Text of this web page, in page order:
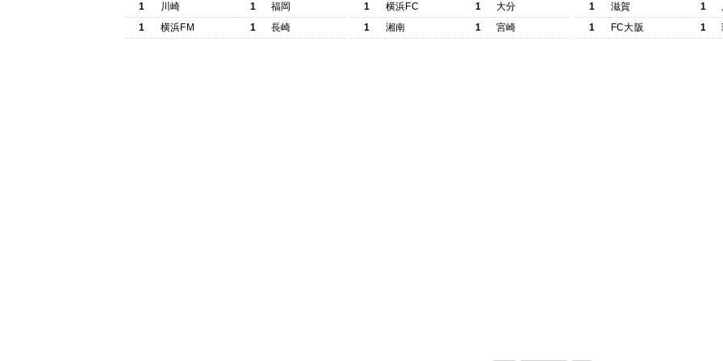
1
川崎 1
福岡
1
横浜FM 1 長崎
1
横浜FC 1
大分
1
湘南 1 宮崎
1
滋賀 1
1
FC大阪 1